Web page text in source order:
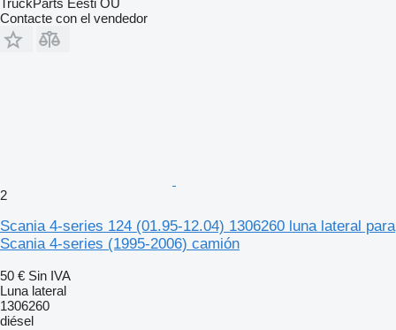
TruckParts Eesti OÜ
Contacte con el vendedor
2
Scania 4-series 124 (01.95-12.04) 1306260 luna lateral para
Scania 4-series (1995-2006) camión
50 € Sin IVA
Luna lateral
1306260
diésel